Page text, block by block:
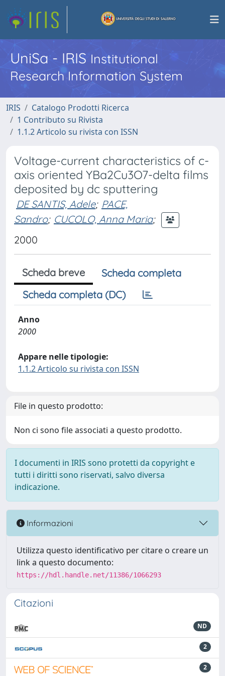
UniSa - IRISInstitutional
Research Information System
IRIS
Catalogo Prodotti Ricerca
1 Contributo su Rivista
1.1.2 Articolo su rivista con ISSN
Voltage-current characteristics of c-
axis oriented YBa2Cu3O7-delta films
deposited by dc sputtering
DE SANTIS, Adele; PACE,
Sandro; CUCOLO, Anna Maria;
2000
Scheda breve
Scheda completa
Scheda completa (DC)
Anno
2000
Appare nelle tipologie:
1.1.2 Articolo su rivista con ISSN
File in questo prodotto:
Non ci sono file associati a questo prodotto.
I documenti in IRIS sono protetti da copyright e
tutti i diritti sono riservati, salvo diversa
indicazione.
Informazioni
Utilizza questo identificativo per citare o creare un
link a questo documento:
https://hdl.handle.net/11386/1066293
Citazioni
ND
2
2